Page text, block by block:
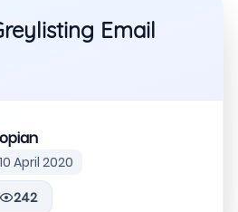
Email
April 2020
242